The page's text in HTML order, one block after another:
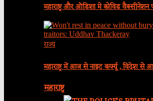
महाराष्ट्र और ओडिशा मे कोविड
राज्य
महाराष्ट्र में आज से नाइट कर्फ्यू , विदेश से
महाराष्ट्र